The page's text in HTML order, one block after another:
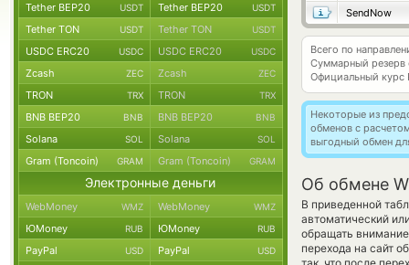
SendNow
Всего по
Суммарный резерв
Официальный курс
Некоторые из
обменов с
выгодный обмен
Об обмене
В приведенной
автоматический
обращать
перехода на сайт
Tether BEP20 USDT Tether BEP20 USDT
Tether TON USDT Tether TON USDT
USDC ERC20 USDC USDC ERC20 USDC
Zcash ZEC Zcash ZEC
TRON TRX TRON TRX
BNB BEP20 BNB BNB BEP20 BNB
Solana SOL Solana SOL
Gram (Toncoin) GRAM Gram (Toncoin) GRAM
Электронные деньги
WebMoney WMZ WebMoney WMZ
ЮMoney RUB ЮMoney RUB
PayPal USD PayPal USD